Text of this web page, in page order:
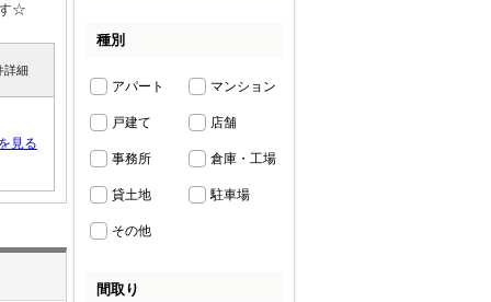
す☆
詳細
見る
種別
アパート マンション
戸建て 店舗
事務所 倉庫・工場
貸土地 駐車場
その他
間取り